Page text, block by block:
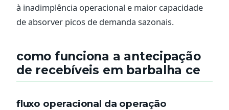
à inadimplência operacional e maior capacidade
de absorver picos de demanda sazonais.
como funciona a antecipação
de recebíveis em barbalha ce
fluxo operacional da operação